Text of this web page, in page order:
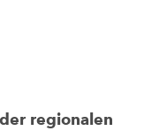
regionalen